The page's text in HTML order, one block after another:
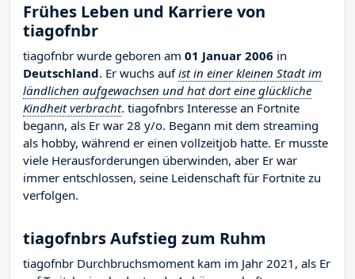
Frühes Leben und Karriere von
tiagofnbr
tiagofnbr wurde geboren am 01 Januar 2006 in
Deutschland. Er wuchs aufist in einer kleinen Stadt im
ländlichen aufgewachsen und hat dort eine glückliche
Kindheit verbracht. tiagofnbrs Interesse an Fortnite
begann, als Er war 28 y/o. Begann mit dem streaming
als hobby, während er einen vollzeitjob hatte. Er musste
viele Herausforderungen überwinden, aber Er war
immer entschlossen, seine Leidenschaft für Fortnite zu
verfolgen.
tiagofnbrs Aufstieg zum Ruhm
tiagofnbr Durchbruchsmoment kam im Jahr 2021, als Er